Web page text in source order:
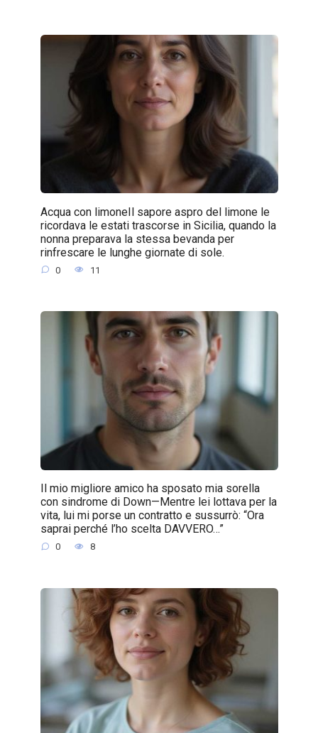
Acqua con limoneIl sapore aspro del limone le
ricordava le estati trascorse in Sicilia, quando la
nonna preparava la stessa bevanda per
rinfrescare le lunghe giornate di sole.
0 11
Il mio migliore amico ha sposato mia sorella
con sindrome di Down—Mentre lei lottava per la
vita, lui mi porse un contratto e sussurrò: “Ora
saprai perché l’ho scelta DAVVERO…”
0 8